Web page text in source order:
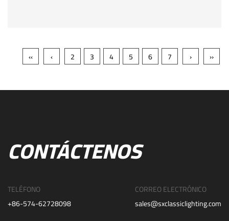
‹‹ ‹ 2 3 4 5 6 7 › ››
CONTÁCTENOS
TELÉFONO
+86-574-62728098
CORREO ELECTRÓNICO
sales@sxclassiclighting.com